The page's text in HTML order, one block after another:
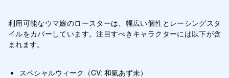
利用可能なウマ娘のロースターは、幅広い個性とレーシングスタ
イルをカバーしています。注目すべきキャラクターには以下が含
まれます。
スペシャルウィーク（CV: 和氣あず未）